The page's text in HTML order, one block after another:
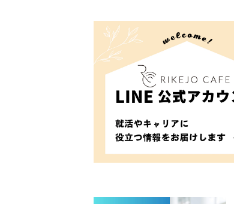
個人情報の管理にあたっては、
予防および是正措置を講じるよ
■ 透明性の確保
個人情報の取得・利用・提供の
うに努め、可能な限り正確かつ
■ 苦情・相談への対応
個人情報に関する苦情および相
個人情報保護に関する法令な